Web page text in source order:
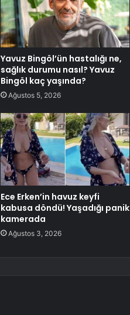
Yavuz Bingöl’ün hastalığı ne,
sağlık durumu nasıl? Yavuz
Bingöl kaç yaşında?
Ağustos 5, 2026
Ece Erken’in havuz keyfi
kabusa döndü! Yaşadığı panik
kamerada
Ağustos 3, 2026